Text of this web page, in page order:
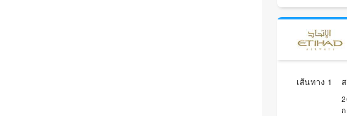
เส้นทาง 1